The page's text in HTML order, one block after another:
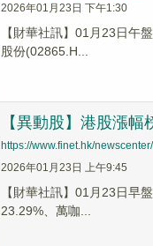
2026年01月23日 下午1:30
【財華社訊】01月23日午
股份(02865.H...
【異動股】港股漲
https://www.finet.hk/
2026年01月23日 上午9:45
【財華社訊】01月23日早
23.29%、萬咖...